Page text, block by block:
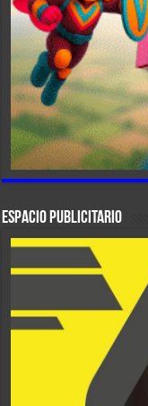
ESPACIO PUBLICITARIO